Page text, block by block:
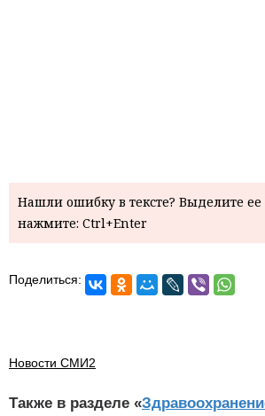
Нашли ошибку в тексте? Выделите
нажмите: Ctrl+Enter
Поделиться:
Новости СМИ2
Также в разделе «